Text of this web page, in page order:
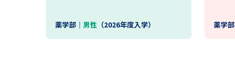
薬学部｜ 男性 （2026年度入学） 薬学部